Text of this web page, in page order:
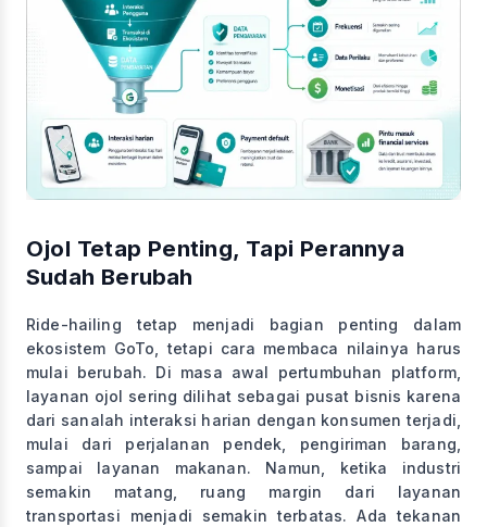
Ojol Tetap Penting, Tapi Perannya
Sudah Berubah
Ride-hailing tetap menjadi bagian penting dalam
ekosistem GoTo, tetapi cara membaca nilainya harus
mulai berubah. Di masa awal pertumbuhan platform,
layanan ojol sering dilihat sebagai pusat bisnis karena
dari sanalah interaksi harian dengan konsumen terjadi,
mulai dari perjalanan pendek, pengiriman barang,
sampai layanan makanan. Namun, ketika industri
semakin matang, ruang margin dari layanan
transportasi menjadi semakin terbatas. Ada tekanan